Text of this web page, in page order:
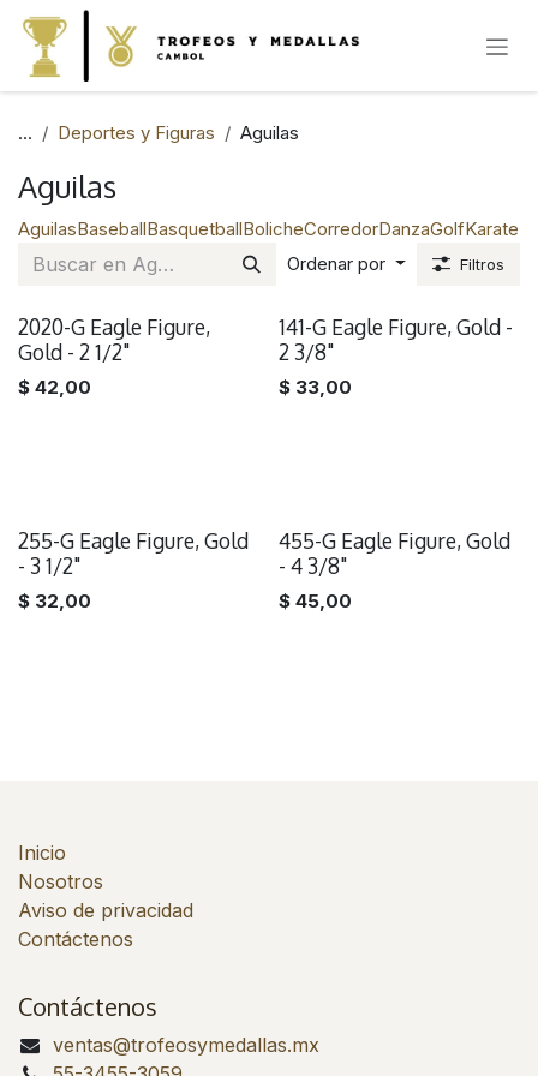
IR AL CONTENIDO
... Deportes y Figuras Aguilas
Aguilas
AguilasBaseballBasquetballBolicheCorredorDanzaGolfKarate
Ordenar por
Filtros
2020-G Eagle Figure,
Gold - 2 1/2"
$ 42,00
141-G Eagle Figure, Gold -
2 3/8"
$ 33,00
255-G Eagle Figure, Gold
- 3 1/2"
$ 32,00
455-G Eagle Figure, Gold
- 4 3/8"
$ 45,00
Inicio
Nosotros
Aviso de privacidad
Contáctenos
Contáctenos
ventas@trofeosymedallas.mx